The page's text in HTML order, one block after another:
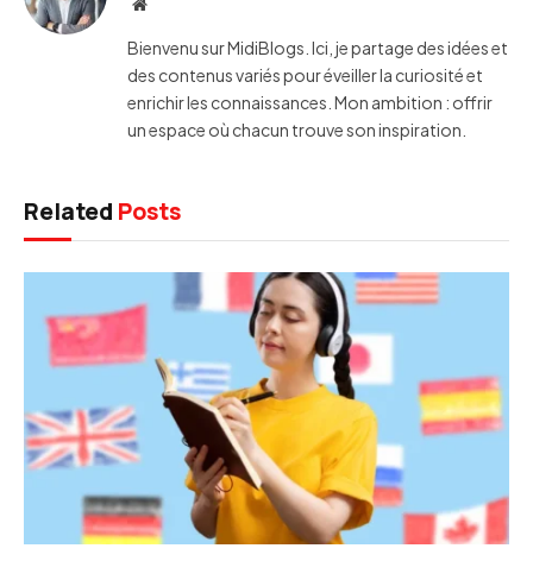
Website
Bienvenu sur MidiBlogs. Ici, je partage des idées et
des contenus variés pour éveiller la curiosité et
enrichir les connaissances. Mon ambition : offrir
un espace où chacun trouve son inspiration.
Related Posts